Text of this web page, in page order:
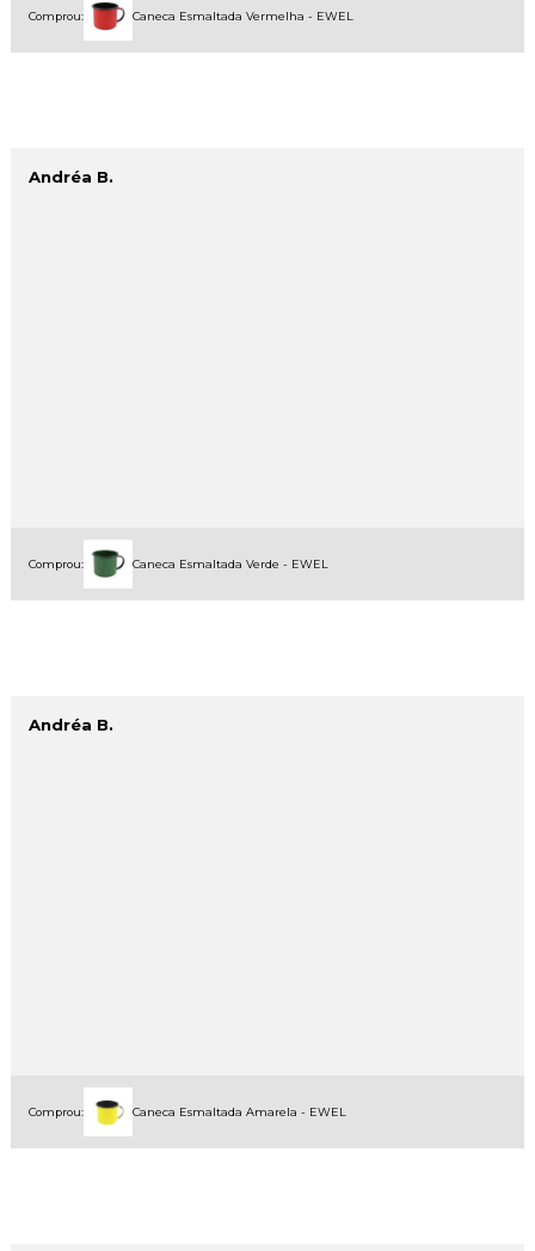
Comprou: Caneca Esmaltada Vermelha - EWEL
Andréa B.
Comprou: Caneca Esmaltada Verde - EWEL
Andréa B.
Comprou: Caneca Esmaltada Amarela - EWEL